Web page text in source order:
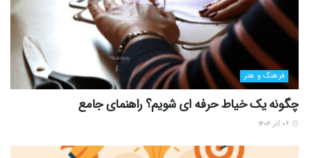
فرهنگ و هنر
چگونه یک خیاط حرفه ای شویم؟ راهنمای جامع